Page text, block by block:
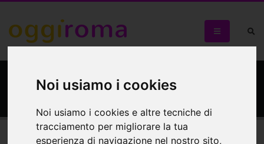
Noi usiamo i cookies
Noi usiamo i cookies e altre tecniche di
tracciamento per migliorare la tua
esperienza di navigazione nel nostro sito,
Chiostro del Bramante